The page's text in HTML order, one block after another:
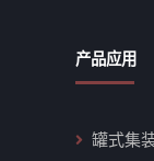
产品应用
罐式集